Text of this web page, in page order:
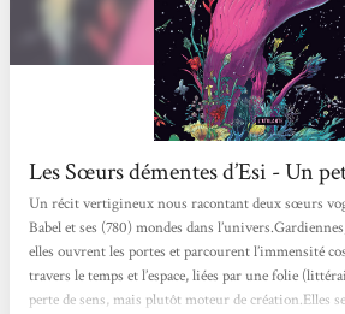
Les Sœurs démentes d’Esi - Un
Un récit vertigineux nous racontant deux sœurs
Babel et ses (780) mondes dans
elles ouvrent les portes et parcourent l’immensité
travers le temps et l’espace, liées par une folie
perte de sens, mais plutôt moteur de création.Elles